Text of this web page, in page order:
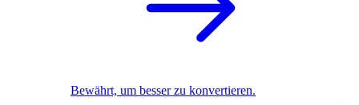
Bewährt, um besser zu konvertieren.